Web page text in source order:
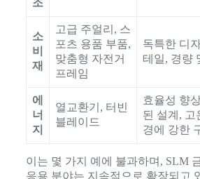
조
소
비
재
고급 주얼리, 스
포츠 용품 부품,
맞춤형 자전거
프레임
독특한 디
테일, 경량
에
너
지
열교환기, 터빈
블레이드
효율성 향
된 설계, 고
경에 강한
이는 몇 가지 예에 불과하며, SLM
응용 분야는 지속적으로 확장되고